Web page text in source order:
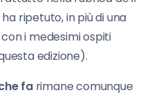
ripetuto, in più di una
i medesimi ospiti
edizione).
farimane comunque